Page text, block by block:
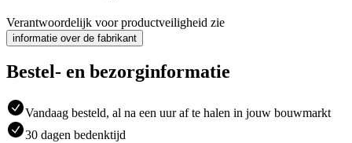
Verantwoordelijk voor productveiligheid zie
informatie over de fabrikant
Bestel- en bezorginformatie
Vandaag besteld, al na een uur af te halen in jouw bouwmarkt
30 dagen bedenktijd